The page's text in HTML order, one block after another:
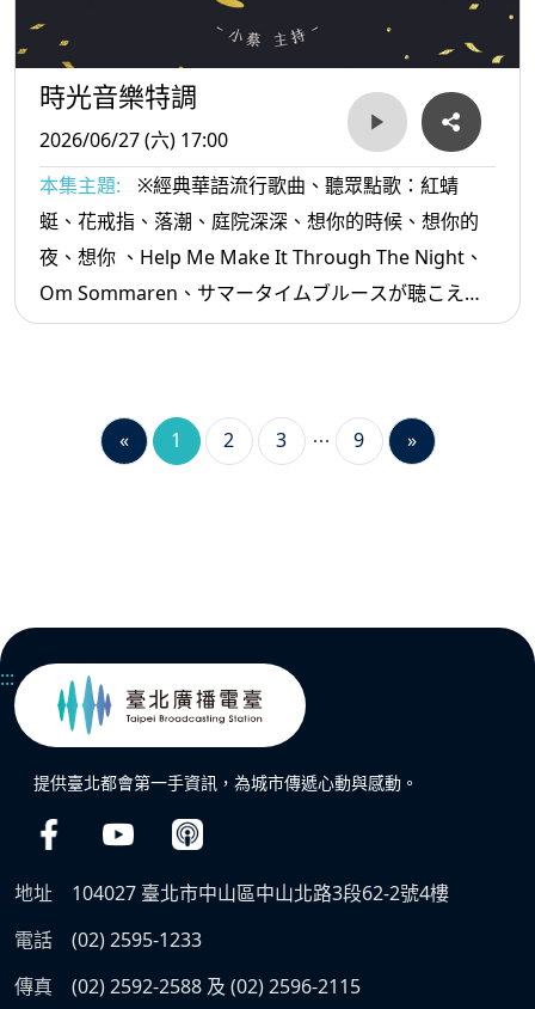
時光音樂特調
2026/06/27 (六) 17:00
本集主題:
※經典華語流行歌曲、聽眾點歌：紅蜻
蜓、花戒指、落潮、庭院深深、想你的時候、想你的
夜、想你 、Help Me Make It Through The Night、
Om Sommaren、サマータイムブルースが聴こえ
る、蛻變、往昔、我真的可以擁有、愛情路上...等。
« 1 2 3 9 »
:::
提供臺北都會第一手資訊，為城市傳遞心動與感動。
地址
104027 臺北市中山區中山北路3段62-2號4樓
電話
(02) 2595-1233
傳真
(02) 2592-2588 及 (02) 2596-2115